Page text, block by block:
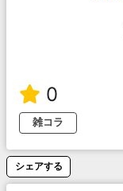
0
雑コラ
シェアする